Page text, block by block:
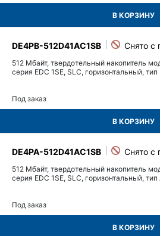
В КОРЗИНУ
DE4PB-512D41AC1SB
512 Мбайт, твердотельный накопитель
серия EDC 1SE, SLC, горизонтальный, тип
Под заказ
В КОРЗИНУ
DE4PA-512D41AC1SB
512 Мбайт, твердотельный накопитель
серия EDC 1SE, SLC, горизонтальный, тип
Под заказ
В КОРЗИНУ